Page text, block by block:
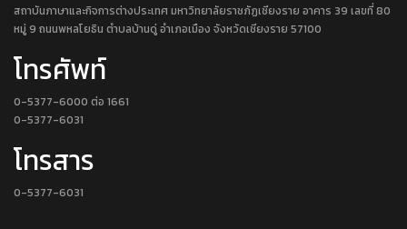
สถาบันภาษาและกิจการต่างประเทศ มหาวิทยาลัยราชภัฏเชียงราย อาคาร 39 เลขที่ 80
หมู่ 9 ถนนพหลโยธิน ตำบลบ้านดู่ อำเภอเมือง จังหวัดเชียงราย 57100
โทรศัพท์
0-5377-6000 ต่อ 1661
0-5377-6031
โทรสาร
0-5377-6031